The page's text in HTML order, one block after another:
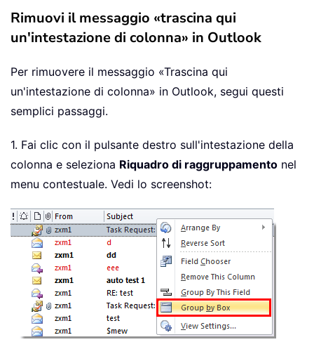
Rimuovi il messaggio «trascina qui
un'intestazione di colonna» in Outlook
Per rimuovere il messaggio «Trascina qui
un'intestazione di colonna» in Outlook, segui questi
semplici passaggi.
1. Fai clic con il pulsante destro sull'intestazione della
colonna e seleziona Riquadro di raggruppamento nel
menu contestuale. Vedi lo screenshot: